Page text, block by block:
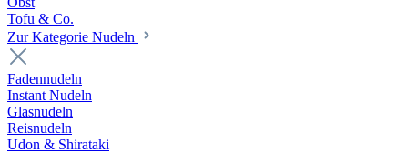
Tofu & Co.
Zur Kategorie Nudeln
Fadennudeln
Instant Nudeln
Glasnudeln
Reisnudeln
Udon & Shirataki